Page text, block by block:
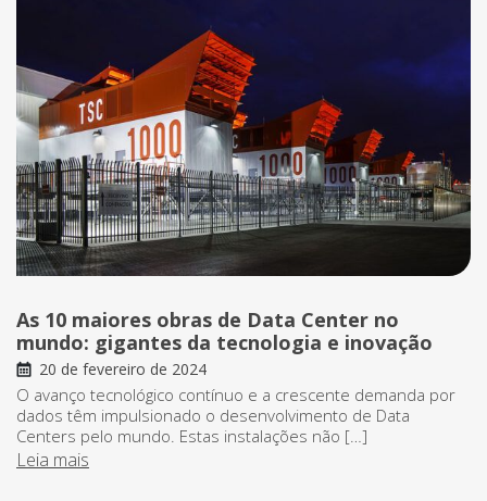
As 10 maiores obras de Data Center no
mundo: gigantes da tecnologia e inovação
20 de fevereiro de 2024
O avanço tecnológico contínuo e a crescente demanda por
dados têm impulsionado o desenvolvimento de Data
Centers pelo mundo. Estas instalações não […]
Leia mais